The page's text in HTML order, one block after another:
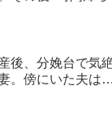
後、分娩台で気
。傍にいた夫は…